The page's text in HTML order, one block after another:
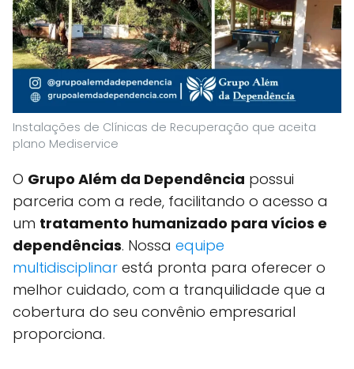
Instalações de Clínicas de Recuperação que aceita
plano Mediservice
O Grupo Além da Dependência possui
parceria com a rede, facilitando o acesso a
um tratamento humanizado para vícios e
dependências. Nossa equipe
multidisciplinar está pronta para oferecer o
melhor cuidado, com a tranquilidade que a
cobertura do seu convênio empresarial
proporciona.